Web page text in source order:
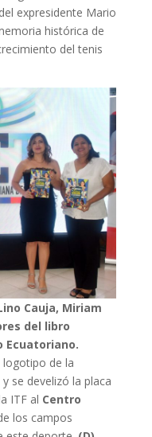
expresidente Mario
histórica de
del tenis
Cauja, Miriam
del libro
Ecuatoriano.
logotipo de la
se develizó la placa
ITF al Centro
los campos